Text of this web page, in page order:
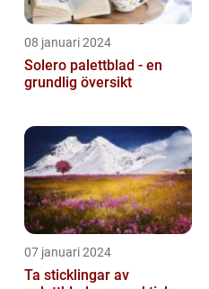
08 januari 2024
Solero palettblad - en
grundlig översikt
07 januari 2024
Ta sticklingar av